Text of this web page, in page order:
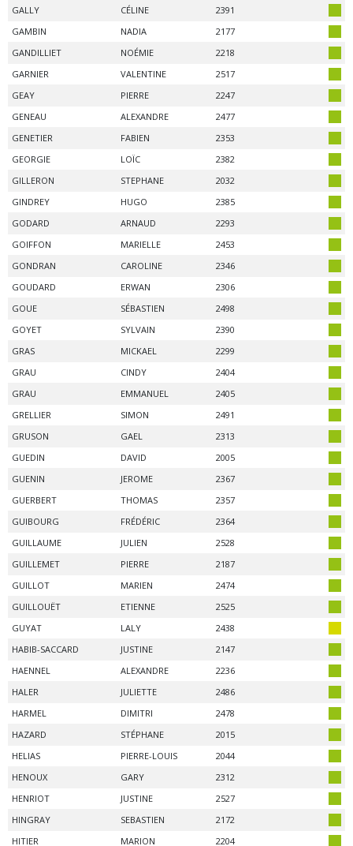
GALLY
CÉLINE
2391
GAMBIN
NADIA
2177
GANDILLIET
NOÉMIE
2218
GARNIER
VALENTINE
2517
GEAY
PIERRE
2247
GENEAU
ALEXANDRE
2477
GENETIER
FABIEN
2353
GEORGIE
LOÏC
2382
GILLERON
STEPHANE
2032
GINDREY
HUGO
2385
GODARD
ARNAUD
2293
GOIFFON
MARIELLE
2453
GONDRAN
CAROLINE
2346
GOUDARD
ERWAN
2306
GOUE
SÉBASTIEN
2498
GOYET
SYLVAIN
2390
GRAS
MICKAEL
2299
GRAU
CINDY
2404
GRAU
EMMANUEL
2405
GRELLIER
SIMON
2491
GRUSON
GAEL
2313
GUEDIN
DAVID
2005
GUENIN
JEROME
2367
GUERBERT
THOMAS
2357
GUIBOURG
FRÉDÉRIC
2364
GUILLAUME
JULIEN
2528
GUILLEMET
PIERRE
2187
GUILLOT
MARIEN
2474
GUILLOUËT
ETIENNE
2525
GUYAT
LALY
2438
HABIB-SACCARD
JUSTINE
2147
HAENNEL
ALEXANDRE
2236
HALER
JULIETTE
2486
HARMEL
DIMITRI
2478
HAZARD
STÉPHANE
2015
HELIAS
PIERRE-LOUIS
2044
HENOUX
GARY
2312
HENRIOT
JUSTINE
2527
HINGRAY
SEBASTIEN
2172
HITIER
MARION 2204